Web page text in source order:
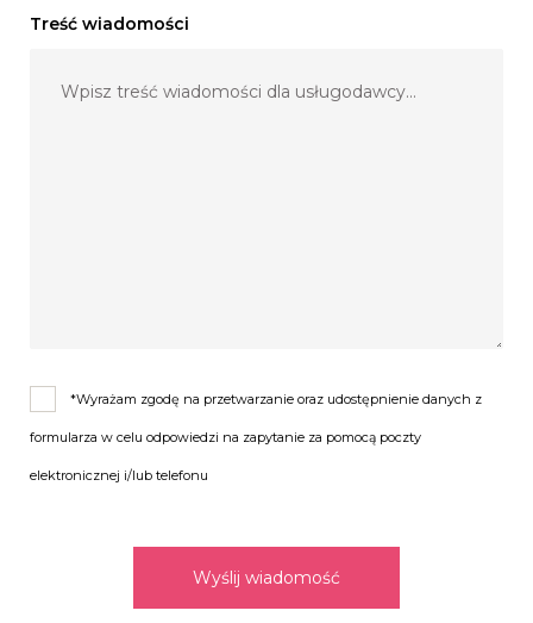
Treść wiadomości
*Wyrażam zgodę na przetwarzanie oraz udostępnienie danych z
formularza w celu odpowiedzi na zapytanie za pomocą poczty
elektronicznej i/lub telefonu
Wyślij wiadomość